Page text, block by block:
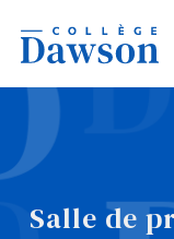
Salle de